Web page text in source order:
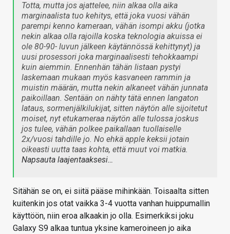
Totta, mutta jos ajattelee, niin alkaa olla aika
marginaalista tuo kehitys, että joka vuosi vähän
parempi kenno kameraan, vähän isompi akku (jotka
nekin alkaa olla rajoilla koska teknologia akuissa ei
ole 80-90- luvun jälkeen käytännössä kehittynyt) ja
uusi prosessori joka marginaalisesti tehokkaampi
kuin aiemmin. Ennenhän tähän listaan pystyi
laskemaan mukaan myös kasvaneen rammin ja
muistin määrän, mutta nekin alkaneet vähän junnata
paikoillaan. Sentään on nähty tätä ennen langaton
lataus, sormenjälkilukijat, sitten näytön alle sijoitetut
moiset, nyt etukameraa näytön alle tulossa joskus
jos tulee, vähän polkee paikallaan tuollaiselle
2x/vuosi tahdille jo. No ehkä apple keksii jotain
oikeasti uutta taas kohta, että muut voi matkia.
Napsauta laajentaaksesi…
Sitähän se on, ei siitä pääse mihinkään. Toisaalta sitten
kuitenkin jos otat vaikka 3-4 vuotta vanhan huippumallin
käyttöön, niin eroa alkaakin jo olla. Esimerkiksi joku
Galaxy S9 alkaa tuntua yksine kameroineen jo aika